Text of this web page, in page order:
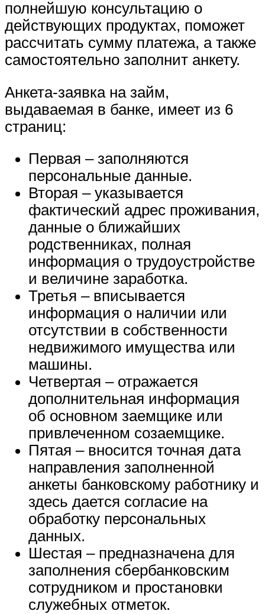
полнейшую консультацию о
действующих продуктах, поможет
рассчитать сумму платежа, а также
самостоятельно заполнит анкету.
Анкета-заявка на займ,
выдаваемая в банке, имеет из 6
страниц:
Первая – заполняются
персональные данные.
Вторая – указывается
фактический адрес проживания,
данные о ближайших
родственниках, полная
информация о трудоустройстве
и величине заработка.
Третья – вписывается
информация о наличии или
отсутствии в собственности
недвижимого имущества или
машины.
Четвертая – отражается
дополнительная информация
об основном заемщике или
привлеченном созаемщике.
Пятая – вносится точная дата
направления заполненной
анкеты банковскому работнику и
здесь дается согласие на
обработку персональных
данных.
Шестая – предназначена для
заполнения сбербанковским
сотрудником и простановки
служебных отметок.